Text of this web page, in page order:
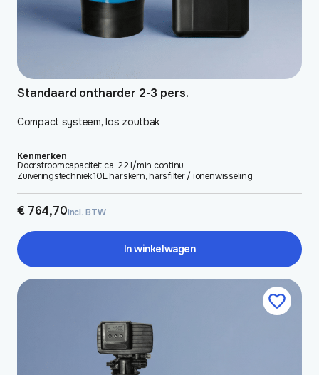
Standaard ontharder 2-3 pers.
Compact systeem, los zoutbak
Kenmerken
Doorstroomcapaciteit ca. 22 l/min continu
Zuiveringstechniek 10L harskern, harsfilter / ionenwisseling
€764,70incl. BTW
In winkelwagen